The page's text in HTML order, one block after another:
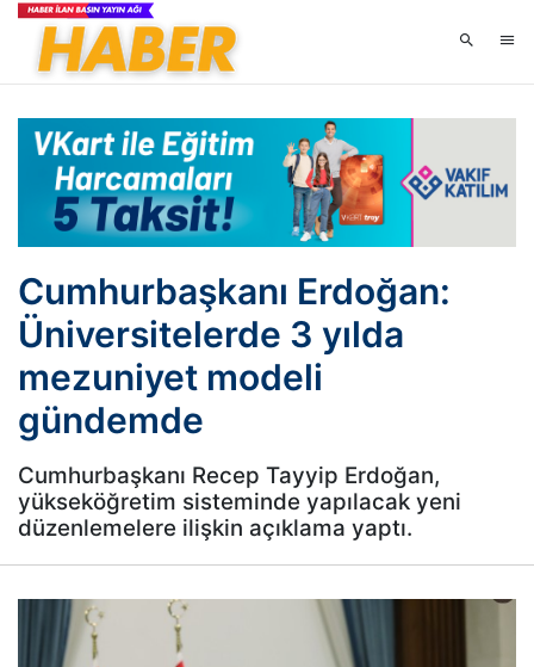
Cumhurbaşkanı Erdoğan:
Üniversitelerde 3 yılda
mezuniyet modeli
gündemde
Cumhurbaşkanı Recep Tayyip Erdoğan,
yükseköğretim sisteminde yapılacak yeni
düzenlemelere ilişkin açıklama yaptı.